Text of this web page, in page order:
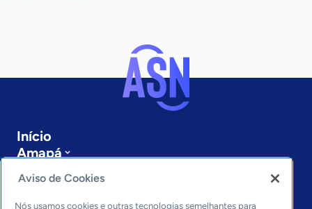
Início
Amapá
Últimas notícias
Entre em contato
Aviso de Cookies
Nós usamos cookies e outras tecnologias semelhantes para